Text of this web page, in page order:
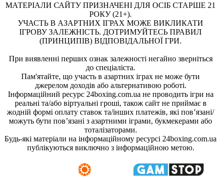
МАТЕРІАЛИ САЙТУ ПРИЗНАЧЕНІ ДЛЯ ОСІБ СТАРШЕ 21
РОКУ (21+).
УЧАСТЬ В АЗАРТНИХ ІГРАХ МОЖЕ ВИКЛИКАТИ
ІГРОВУ ЗАЛЕЖНІСТЬ. ДОТРИМУЙТЕСЬ ПРАВИЛ
(ПРИНЦИПІВ) ВІДПОВІДАЛЬНОЇ ГРИ.
При виявленні перших ознак залежності негайно зверніться
до спеціаліста.
Пам'ятайте, що участь в азартних іграх не може бути
джерелом доходів або альтернативою роботі.
Інформаційний ресурс 24boxing.com.ua не проводить ігри на
реальні та/або віртуальні гроші, також сайт не приймає в
жодній формі оплату ставок та/інших платежів, які пов’язані/
можуть бути пов’язані з азартними іграми, букмекерами або
тоталізаторами.
Будь-які матеріали на інформаційному ресурсі 24boxing.com.ua
публікуються виключно з інформаційною метою.